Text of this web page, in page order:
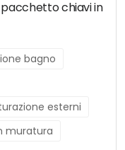
chiavi in
bagno
esterni
muratura